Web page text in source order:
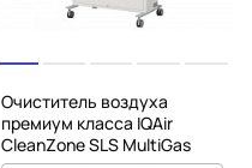
Очиститель воздуха
премиум класса IQAir
CleanZone SLS MultiGas